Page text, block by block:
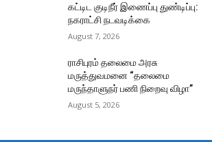
கட்டிட குடிநீர் இணைப்பு துண்டிப்பு:
நகராட்சி நடவடிக்கை
August 7, 2026
ராசிபுரம் தலைமை அரசு
மருத்துவமனை “தலைமை
மருந்தாளுநர் பணி நிறைவு விழா”
August 5, 2026